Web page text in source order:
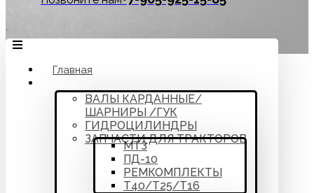
Главная
ВАЛЫ КАРДАННЫЕ/
ШАРНИРЫ /ГУК
ГИДРОЦИЛИНДРЫ
ЗАПЧАСТИ ДЛЯ ТРАКТОРОВ
МТЗ
ПД-10
РЕМКОМПЛЕКТЫ
Т40/Т25/Т16